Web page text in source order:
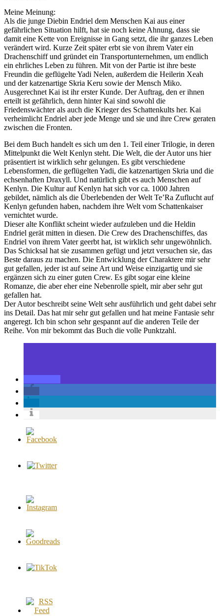
Meine Meinung:
Als die junge Diebin Endriel dem Menschen Kai aus einer
gefährlichen Situation hilft, hat sie noch keine Ahnung, dass sie
damit eine Kette von Ereignisse in Gang setzt, die ihr ganzes Leben
verändert wird. Kurze Zeit später erbt sie von ihrem Vater ein
Drachenschiff und gründet ein Transportunternehmen, um endlich
ein ehrliches Leben zu führen. Mit von der Partie ist ihre beste
Freundin die geflügelte Yadi Nelen, außerdem die Heilerin Xeah
und der katzenartige Skria Keru sowie der Mensch Miko.
Ausgerechnet Kai ist ihr erster Kunde. Der Auftrag, den er ihnen
erteilt ist gefährlich, denn hinter Kai sind sowohl die
Friedenswächter als auch die Krieger des Schattenkults her. Kai
verheimlicht Endriel aber jede Menge und sie und ihre Crew geraten
zwischen die Fronten.
Bei dem Buch handelt es sich um den 1. Teil einer Trilogie, in deren
Mittelpunkt die Welt Kenlyn steht. Die Welt, die der Autor uns hier
präsentiert ist wirklich sehr gelungen. Es gibt verschiedene
Lebensformen, die geflügelten Yadi, die katzenartigen Skria und die
echsenhaften Draxyll. Und natürlich gibt es auch Menschen auf
Kenlyn. Die Kultur auf Kenlyn hat sich vor ca. 1000 Jahren
gebildet, nämlich als die Überlebenden der Welt Te’Ra Zuflucht auf
Kenlyn gefunden haben, nachdem ihre Welt vom Schattenkaiser
vernichtet wurde.
Dieser alte Konflikt scheint wieder aufzuleben und die Heldin
Endriel gerät mitten in diesen. Die Crew des Drachenschiffes, das
Endriel von ihrem Vater geerbt hat, ist wirklich sehr ungewöhnlich.
Das Schicksal hat sie zusammen gefügt und jetzt versuchen sie, das
Beste daraus zu machen. Die Entwicklung der Charaktere mir sehr
gut gefallen, jeder ist auf seine Art und Weise einzigartig und sie
ergänzen sich zu einer guten Crew. Es gibt sogar eine kleine
Romanze, die aber eher eine Nebenrolle spielt, mir aber sehr gut
gefallen hat.
Der Autor beschreibt seine Welt sehr ausführlich und geht dabei sehr
ins Detail. Das hat mir sehr gut gefallen und hat meine Fantasie sehr
angeregt. Ich bin schon sehr gespannt auf die anderen Teile der
Reihe. Von mir bekommt das Buch die volle Punktzahl.